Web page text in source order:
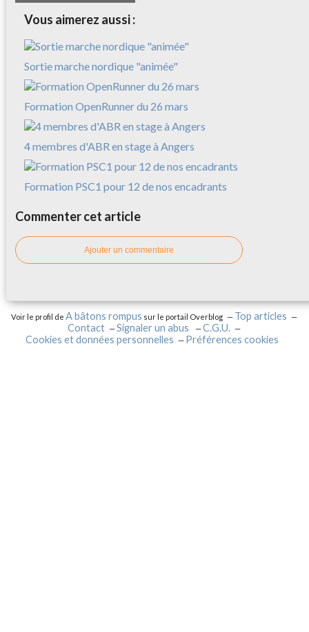
Vous aimerez aussi :
Sortie marche nordique "animée"
Formation OpenRunner du 26 mars
4 membres d'ABR en stage à Angers
Formation PSC1 pour 12 de nos encadrants
Commenter cet article
Ajouter un commentaire
Voir le profil deA bâtons rompus sur le portail Overblog
Top articles
Contact
Signaler un abus
C.G.U.
Cookies et données personnelles
Préférences cookies